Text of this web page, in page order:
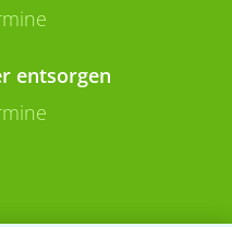
entsorgen